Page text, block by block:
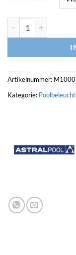
Artikelnummer:
Kategorie: